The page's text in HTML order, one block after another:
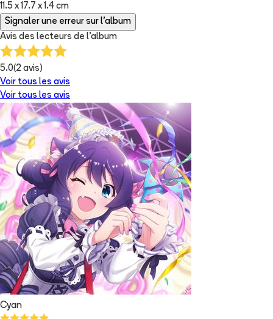
11.5 x 17.7 x 1.4 cm
Signaler une erreur sur l'album
Avis des lecteurs de l'album
5.0(2 avis)
Voir tous les avis
Voir tous les avis
Cyan